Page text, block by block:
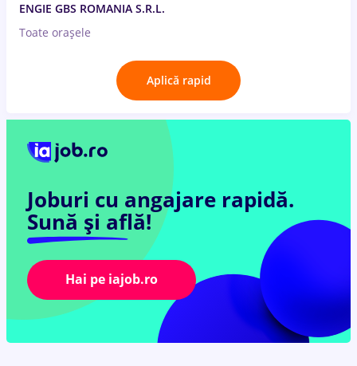
ENGIE GBS ROMANIA S.R.L.
Toate oraşele
Aplică rapid
Joburi cu angajare rapidă.
Sună și află!
Hai pe iajob.ro